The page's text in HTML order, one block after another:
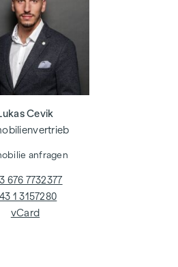
Cevik
anfragen
676 7732377
1 3157280
vCard